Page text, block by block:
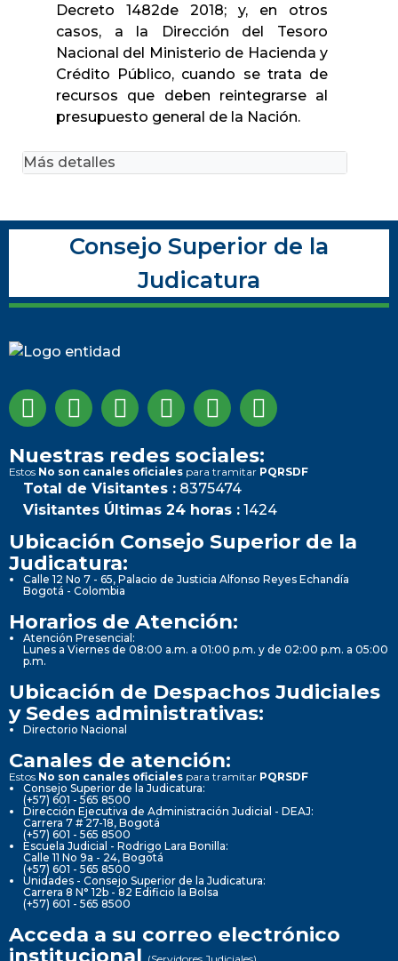
Decreto 1482de 2018; y, en otros
casos, a la Dirección del Tesoro
Nacional del Ministerio de Hacienda y
Crédito Público, cuando se trata de
recursos que deben reintegrarse al
presupuesto general de la Nación.
Más detalles
Consejo Superior de la
Judicatura
Nuestras redes sociales:
Estos No son canales oficiales para tramitar PQRSDF
Total de Visitantes : 8375474
Visitantes Últimas 24 horas : 1424
Ubicación Consejo Superior de la
Judicatura:
Calle 12 No 7 - 65, Palacio de Justicia Alfonso Reyes Echandía
Bogotá - Colombia
Horarios de Atención:
Atención Presencial:
Lunes a Viernes de 08:00 a.m. a 01:00 p.m. y de 02:00 p.m. a 05:00
p.m.
Ubicación de Despachos Judiciales
y Sedes administrativas:
Directorio Nacional
Canales de atención:
Estos No son canales oficiales para tramitar PQRSDF
Consejo Superior de la Judicatura:
(+57) 601 - 565 8500
Dirección Ejecutiva de Administración Judicial - DEAJ:
Carrera 7 # 27-18, Bogotá
(+57) 601 - 565 8500
Escuela Judicial - Rodrigo Lara Bonilla:
Calle 11 No 9a - 24, Bogotá
(+57) 601 - 565 8500
Unidades - Consejo Superior de la Judicatura:
Carrera 8 N° 12b - 82 Edificio la Bolsa
(+57) 601 - 565 8500
Acceda a su correo electrónico
institucional